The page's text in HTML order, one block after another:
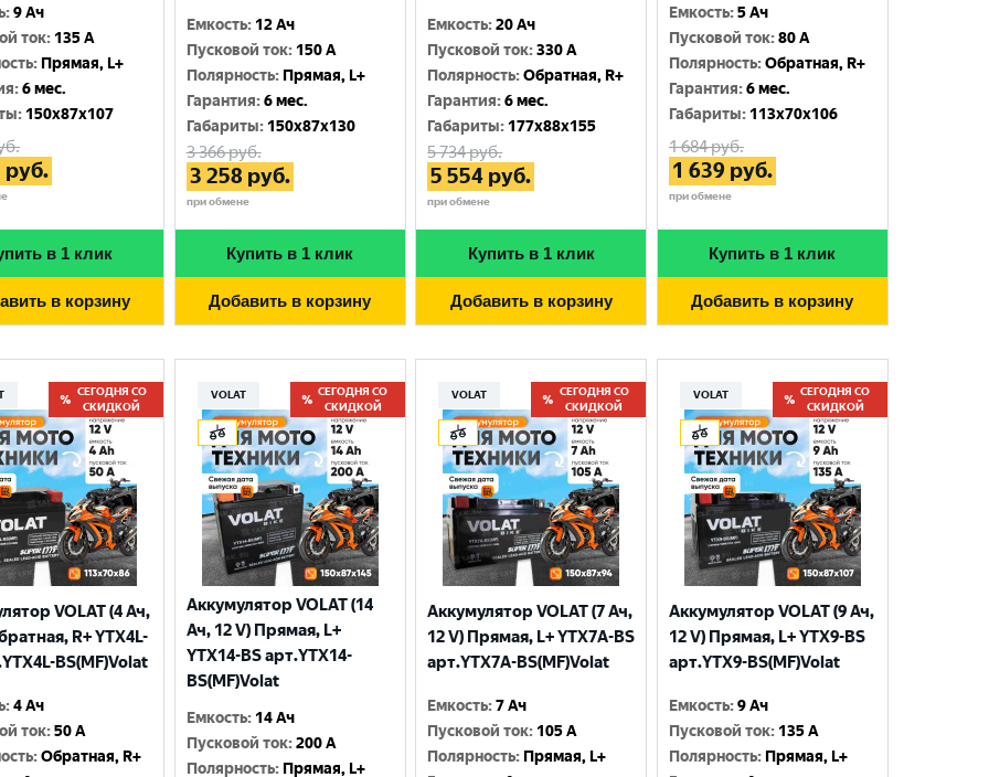
:9 Ач
ток: 135 A
: Прямая, L+
:6 мес.
: 150x87x107
руб.
в 1 клик
в корзину
Емкость: 12 Ач
Пусковой ток: 150 A
Полярность: Прямая, L+
Гарантия:6 мес.
Габариты: 150x87x130
3 366руб.
3 258 руб.
при обмене
Купить в 1 клик
Добавить в корзину
Емкость:20 Ач
Пусковой ток:330 A
Полярность:Обратная, R+
Гарантия:6 мес.
Габариты: 177x88x155
5 734руб.
5 554 руб.
при обмене
Купить в 1 клик
Добавить в корзину
Емкость:5 Ач
Пусковой ток:80 A
Полярность:Обратная, R+
Гарантия:6 мес.
Габариты: 113x70x106
1 684руб.
1 639 руб.
при обмене
Купить в 1 клик
Добавить в корзину
СЕГОДНЯ СО
СКИДКОЙ
VOLAT (4 Ач,
R+ YTX4L-
BS(MF)Volat
:4 Ач
ток:50 A
:Обратная, R+
VOLAT
СЕГОДНЯ СО
СКИДКОЙ
Аккумулятор VOLAT (14
Ач, 12 V) Прямая, L+
YTX14-BS арт.YTX14-
BS(MF)Volat
Емкость: 14 Ач
Пусковой ток:200 A
Полярность: Прямая, L+
VOLAT
СЕГОДНЯ СО
СКИДКОЙ
Аккумулятор VOLAT (7 Ач,
12 V) Прямая, L+ YTX7A-BS
арт.YTX7A-BS(MF)Volat
Емкость:7 Ач
Пусковой ток: 105 A
Полярность: Прямая, L+
VOLAT
СЕГОДНЯ СО
СКИДКОЙ
Аккумулятор VOLAT (9 Ач,
12 V) Прямая, L+ YTX9-BS
арт.YTX9-BS(MF)Volat
Емкость:9 Ач
Пусковой ток: 135 A
Полярность: Прямая, L+